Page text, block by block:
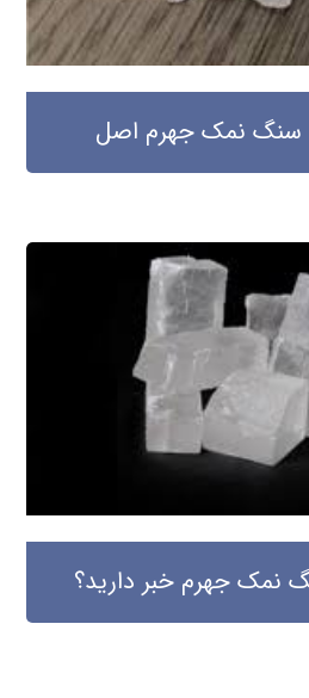
سنگ نمک جهرم اصل
نمک جهرم خبر دارید؟